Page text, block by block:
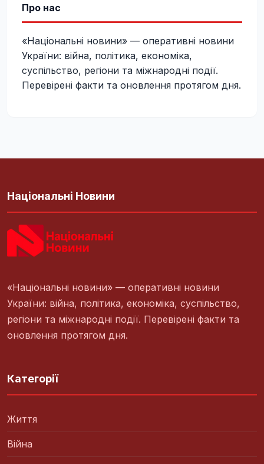
Про нас
«Національні новини» — оперативні новини
України: війна, політика, економіка,
суспільство, регіони та міжнародні події.
Перевірені факти та оновлення протягом дня.
Національні Новини
«Національні новини» — оперативні новини
України: війна, політика, економіка, суспільство,
регіони та міжнародні події. Перевірені факти та
оновлення протягом дня.
Категорії
Життя
Війна